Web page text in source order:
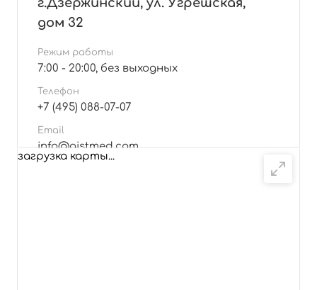
г.Дзержинский, ул. Угрешская,
дом 32
Режим работы
7:00 - 20:00, без выходных
Телефон
+7 (495) 088-07-07
Email
info@aistmed.com
загрузка карты...